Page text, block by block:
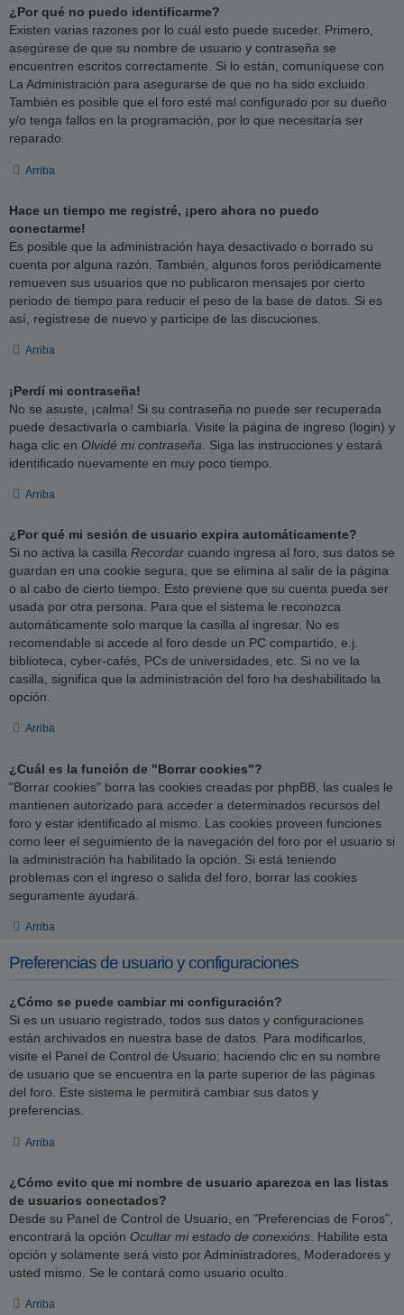
¿Por qué no puedo identificarme?
Existen varias razones por lo cuál esto puede suceder. Primero,
asegúrese de que su nombre de usuario y contraseña se
encuentren escritos correctamente. Si lo están, comuníquese con
La Administración para asegurarse de que no ha sido excluido.
También es posible que el foro esté mal configurado por su dueño
y/o tenga fallos en la programación, por lo que necesitaría ser
reparado.
Arriba
Hace un tiempo me registré, ¡pero ahora no puedo
conectarme!
Es posible que la administración haya desactivado o borrado su
cuenta por alguna razón. También, algunos foros periódicamente
remueven sus usuarios que no publicaron mensajes por cierto
periodo de tiempo para reducir el peso de la base de datos. Si es
así, registrese de nuevo y participe de las discuciones.
Arriba
¡Perdí mi contraseña!
No se asuste, ¡calma! Si su contraseña no puede ser recuperada
puede desactivarla o cambiarla. Visite la página de ingreso (login) y
haga clic en Olvidé mi contraseña . Siga las instrucciones y estará
identificado nuevamente en muy poco tiempo.
Arriba
¿Por qué mi sesión de usuario expira automáticamente?
Si no activa la casilla Recordar cuando ingresa al foro, sus datos se
guardan en una cookie segura, que se elimina al salir de la página
o al cabo de cierto tiempo. Esto previene que su cuenta pueda ser
usada por otra persona. Para que el sistema le reconozca
automáticamente solo marque la casilla al ingresar. No es
recomendable si accede al foro desde un PC compartido, e.j.
biblioteca, cyber-cafés, PCs de universidades, etc. Si no ve la
casilla, significa que la administración del foro ha deshabilitado la
opción.
Arriba
¿Cuál es la función de "Borrar cookies"?
"Borrar cookies" borra las cookies creadas por phpBB, las cuales le
mantienen autorizado para acceder a determinados recursos del
foro y estar identificado al mismo. Las cookies proveen funciones
como leer el seguimiento de la navegación del foro por el usuario si
la administración ha habilitado la opción. Si está teniendo
problemas con el ingreso o salida del foro, borrar las cookies
seguramente ayudará.
Arriba
Preferencias de usuario y configuraciones
¿Cómo se puede cambiar mi configuración?
Si es un usuario registrado, todos sus datos y configuraciones
están archivados en nuestra base de datos. Para modificarlos,
visite el Panel de Control de Usuario; haciendo clic en su nombre
de usuario que se encuentra en la parte superior de las páginas
del foro. Este sistema le permitirá cambiar sus datos y
preferencias.
Arriba
¿Cómo evito que mi nombre de usuario aparezca en las listas
de usuarios conectados?
Desde su Panel de Control de Usuario, en "Preferencias de Foros",
encontrará la opción Ocultar mi estado de conexións . Habilite esta
opción y solamente será visto por Administradores, Moderadores y
usted mismo. Se le contará como usuario oculto.
Arriba